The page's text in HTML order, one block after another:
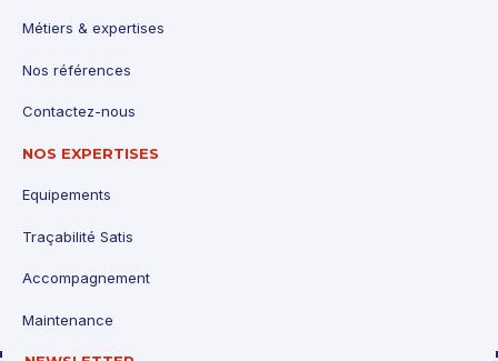
Métiers & expertises
Nos références
Contactez-nous
NOS EXPERTISES
Equipements
Traçabilité Satis
Accompagnement
Maintenance